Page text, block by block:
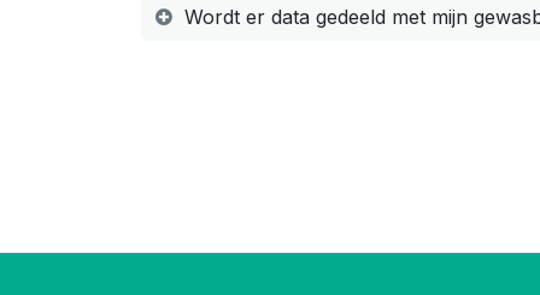
Wordt er data gedeeld met mijn